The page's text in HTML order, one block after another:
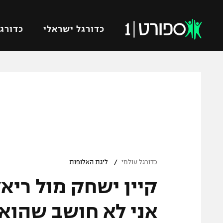
כדורגל ישראלי
ברחבה
"מעל הליגה" – פודקאסט
"מחצית בשכונה" – פודקאסט
מכבי
בית"ר
כדורגל עולמי / ליגת האלופות
קיין ישחק מול
אני לא חושב